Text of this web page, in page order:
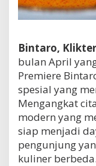
Bintaro,
bulan April
Premiere
spesial yang
Mengangkat
modern yang
siap menjadi
pengunjung
kuliner berbeda.